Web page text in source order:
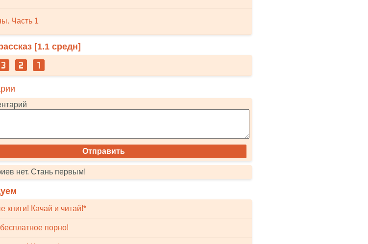
Часть 1
[1.1 средн]
нет. Стань первым!
книги! Качай и читай!*
порно!